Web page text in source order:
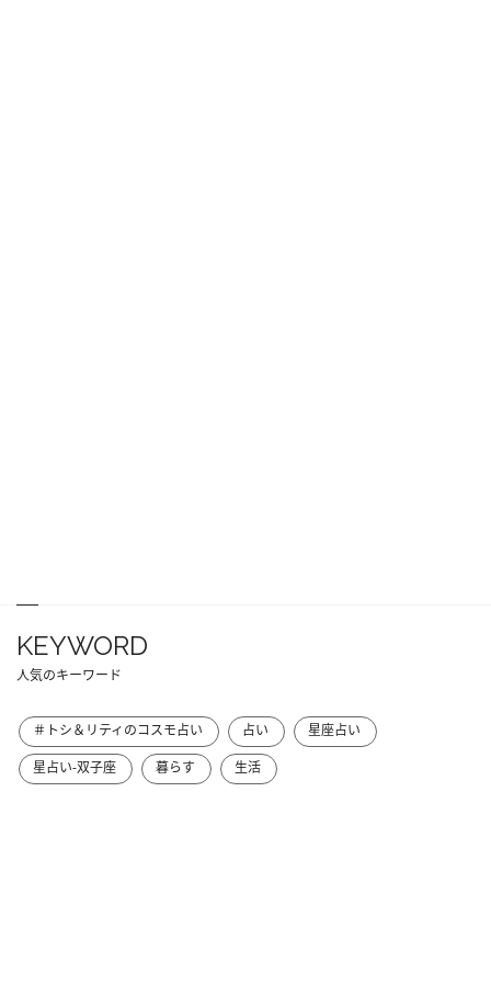
KEYWORD
人気のキーワード
＃トシ＆リティのコスモ占い 占い
星座占い
星占い-双子座
暮らす 生活